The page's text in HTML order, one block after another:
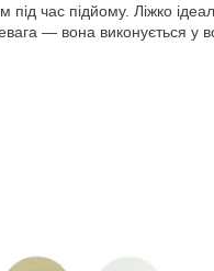
час підйому. Ліжко
— вона виконується у